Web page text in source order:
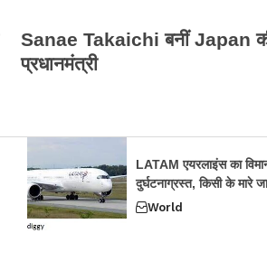
Sanae Takaichi बनीं Japan की
प्रधानमंत्री
LATAM एयरलाइंस का
दुर्घटनाग्रस्त, किसी के मारे
World